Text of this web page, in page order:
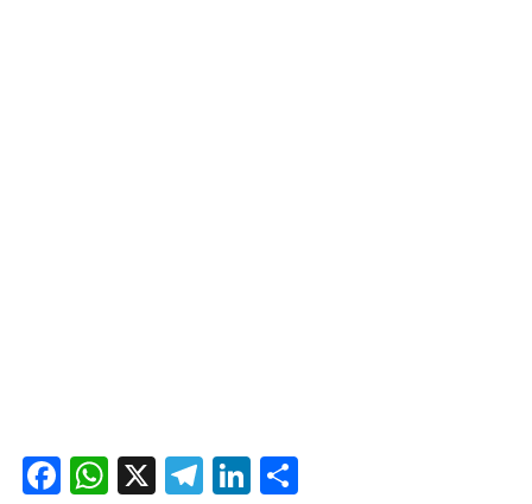
Facebook
WhatsApp
X Telegram
LinkedIn